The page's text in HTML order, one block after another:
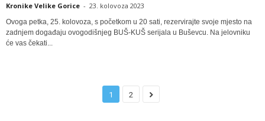
Kronike Velike Gorice - 23. kolovoza 2023
Ovoga petka, 25. kolovoza, s početkom u 20 sati, rezervirajte svoje mjesto na
zadnjem događaju ovogodišnjeg BUŠ-KUŠ serijala u Buševcu. Na jelovniku
će vas čekati...
1 2